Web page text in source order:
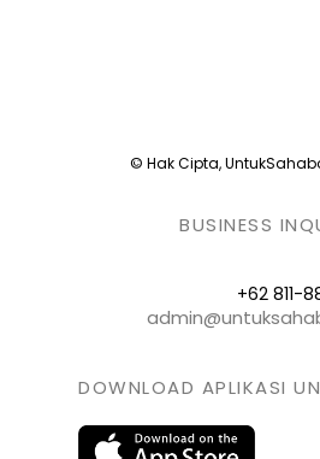
© Hak Cipta,
BUSINESS
+62 811-
DOWNLOAD APLIKASI